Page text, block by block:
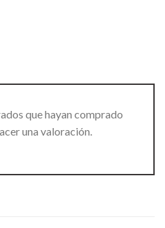
que hayan comprado
una valoración.